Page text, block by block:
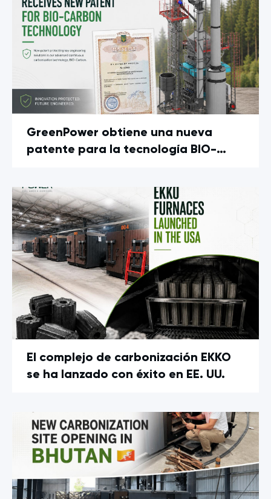
GreenPower obtiene una nueva
patente para la tecnología BIO-
El complejo de carbonización EKKO
se ha lanzado con éxito en EE. UU.